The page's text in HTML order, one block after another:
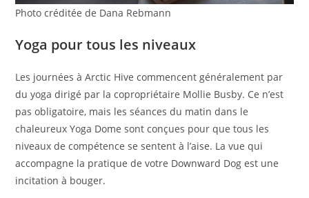
Photo créditée de Dana Rebmann
Yoga pour tous les niveaux
Les journées à Arctic Hive commencent généralement par
du yoga dirigé par la copropriétaire Mollie Busby. Ce n’est
pas obligatoire, mais les séances du matin dans le
chaleureux Yoga Dome sont conçues pour que tous les
niveaux de compétence se sentent à l’aise. La vue qui
accompagne la pratique de votre Downward Dog est une
incitation à bouger.